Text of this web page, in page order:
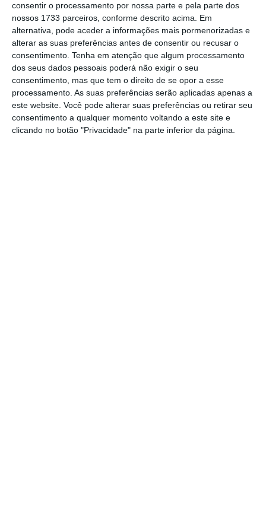
consentir o processamento por nossa parte e pela parte dos
nossos 1733 parceiros, conforme descrito acima. Em
alternativa, pode aceder a informações mais pormenorizadas e
alterar as suas preferências antes de consentir ou recusar o
consentimento. Tenha em atenção que algum processamento
dos seus dados pessoais poderá não exigir o seu
consentimento, mas que tem o direito de se opor a esse
processamento. As suas preferências serão aplicadas apenas a
este website. Você pode alterar suas preferências ou retirar seu
consentimento a qualquer momento voltando a este site e
clicando no botão "Privacidade" na parte inferior da página.
"Hoje, a governação de Aníbal
Cavaco Silva continua a ser,
incontornavelmente, a referência